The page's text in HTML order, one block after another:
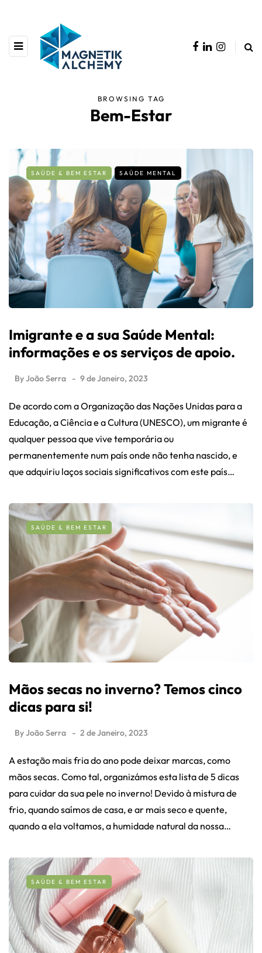
BROWSING TAG
Bem-Estar
SAÚDE & BEM ESTAR SAÚDE MENTAL
Imigrante e a sua Saúde Mental:
informações e os serviços de apoio.
ByJoão Serra 9 de Janeiro, 2023
De acordo com a Organização das Nações Unidas para a
Educação, a Ciência e a Cultura (UNESCO), um migrante é
qualquer pessoa que vive temporária ou
permanentemente num país onde não tenha nascido, e
que adquiriu laços sociais significativos com este país…
SAÚDE & BEM ESTAR
Mãos secas no inverno? Temos cinco
dicas para si!
ByJoão Serra 2 de Janeiro, 2023
A estação mais fria do ano pode deixar marcas, como
mãos secas. Como tal, organizámos esta lista de 5 dicas
para cuidar da sua pele no inverno! Devido à mistura de
frio, quando saímos de casa, e ar mais seco e quente,
quando a ela voltamos, a humidade natural da nossa…
SAÚDE & BEM ESTAR